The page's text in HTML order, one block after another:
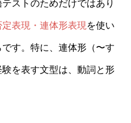
ストのためだけではあり
表現・連体形表現 を使い
す。特に、連体形（〜す
を表す文型は、動詞と形